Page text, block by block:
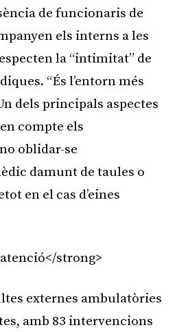
de funcionaris de
els interns a les
la “intimitat” de
“És l’entorn més
dels principals aspectes
compte els
oblidar-se
damunt de taules o
en el cas d’eines
strong>
externes ambulatòries
amb 83 intervencions